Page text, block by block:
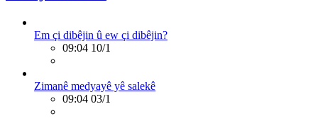
Em çi dibêjin û ew çi dibêjin?
09:04 10/1
Zimanê medyayê yê salekê
09:04 03/1